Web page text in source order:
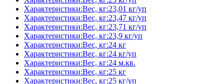
Характеристики:Вес, кг:23,01 кг/уп
Характеристики:Вес, кг:23,47 кг/уп
Характеристики:Вес, кг:23,71 кг/уп
Характеристики:Вес, кг:23,9 кг/уп
Характеристики:Вес, кг:24 кг
Характеристики:Вес, кг:24 кг/уп
Характеристики:Вес, кг:24 м.кв.
Характеристики:Вес, кг:25 кг
Характеристики:Вес, кг:25 кг/уп